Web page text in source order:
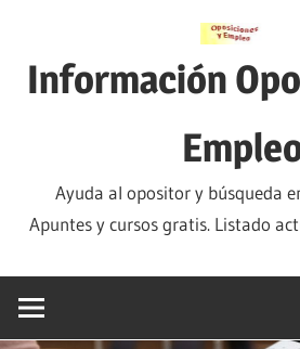
contenido
Información
Ayuda al opositor y búsqueda
Apuntes y cursos gratis. Listado